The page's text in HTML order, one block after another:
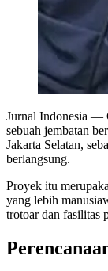
Jurnal Indonesia —
sebuah jembatan
Jakarta Selatan,
berlangsung.
Proyek itu
yang lebih
trotoar dan fasilitas